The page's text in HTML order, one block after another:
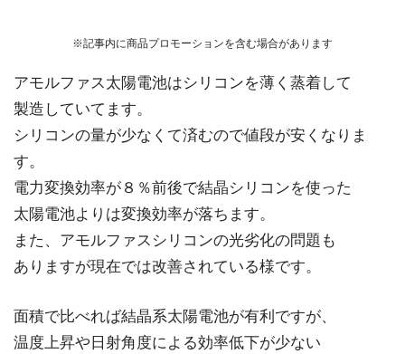
※記事内に商品プロモーションを含む場合があります
アモルファス太陽電池はシリコンを薄く蒸着して
製造していてます。
シリコンの量が少なくて済むので値段が安くなりま
す。
電力変換効率が８％前後で結晶シリコンを使った
太陽電池よりは変換効率が落ちます。
また、アモルファスシリコンの光劣化の問題も
ありますが現在では改善されている様です。
面積で比べれば結晶系太陽電池が有利ですが、
温度上昇や日射角度による効率低下が少ない